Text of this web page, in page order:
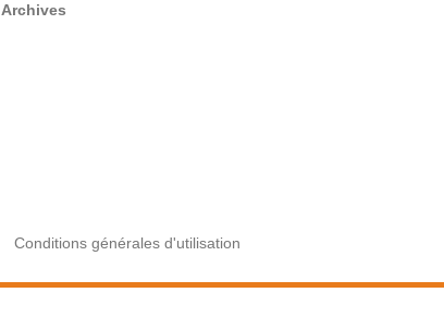
Archives
Conditions générales d'utilisation